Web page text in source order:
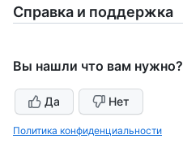
Справка и поддержка
Вы нашли что вам нужно?
Да Нет
Политика конфиденциальности